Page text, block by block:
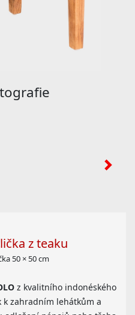
z teaku
50 × 50 cm
z kvalitního indonéského
k zahradním lehátkům a